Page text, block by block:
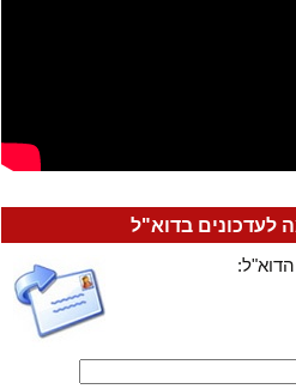
בדוא"ל